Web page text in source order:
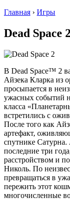
Главная › Игры
Dead Space 2
В Dead Space™ 2
Айзека Кларка из
просыпается в
ужасных событий
класса
встретились с
После того как
артефакт,
спутнике
последние три
расстройством и
Николь. По
превращаться в
пережить этот
многочисленные